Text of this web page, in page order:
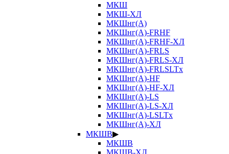
МКШ
МКШ-ХЛ
МКШнг(А)
МКШнг(А)-FRHF
МКШнг(А)-FRHF-ХЛ
МКШнг(А)-FRLS
МКШнг(А)-FRLS-ХЛ
МКШнг(А)-FRLSLTx
МКШнг(А)-HF
МКШнг(А)-HF-ХЛ
МКШнг(А)-LS
МКШнг(А)-LS-ХЛ
МКШнг(А)-LSLTx
МКШнг(А)-ХЛ
МКШВ▶
МКШВ